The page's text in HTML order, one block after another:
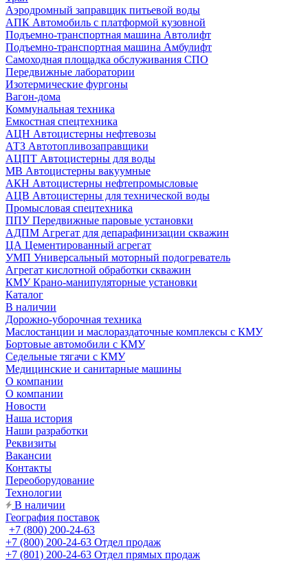
Аэродромный заправщик питьевой воды
АПК Автомобиль с платформой кузовной
Подъемно-транспортная машина Автолифт
Подъемно-транспортная машина Амбулифт
Самоходная площадка обслуживания СПО
Передвижные лаборатории
Изотермические фургоны
Вагон-дома
Коммунальная техника
Емкостная спецтехника
АЦН Автоцистерны нефтевозы
АТЗ Автотопливозаправщики
АЦПТ Автоцистерны для воды
МВ Автоцистерны вакуумные
АКН Автоцистерны нефтепромысловые
АЦВ Автоцистерны для технической воды
Промысловая спецтехника
ППУ Передвижные паровые установки
АДПМ Агрегат для депарафинизации скважин
ЦА Цементированный агрегат
УМП Универсальный моторный подогреватель
Агрегат кислотной обработки скважин
КМУ Крано-манипуляторные установки
Каталог
В наличии
Дорожно-уборочная техника
Маслостанции и маслораздаточные комплексы с КМУ
Бортовые автомобили с КМУ
Седельные тягачи с КМУ
Медицинские и санитарные машины
О компании
О компании
Новости
Наша история
Наши разработки
Реквизиты
Вакансии
Контакты
Переоборудование
Технологии
В наличии
География поставок
+7 (800) 200-24-63
+7 (800) 200-24-63 Отдел продаж
+7 (801) 200-24-63 Отдел прямых продаж